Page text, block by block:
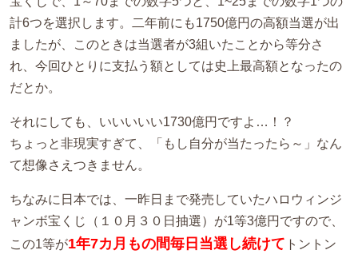
計6つを選択します。二年前にも1750億円の高額当選が出
ましたが、このときは当選者が3組いたことから等分さ
れ、今回ひとりに支払う額としては史上最高額となったの
だとか。
それにしても、いいいいい1730億円ですよ…！？
ちょっと非現実すぎて、「もし自分が当たったら～」なん
て想像さえつきません。
ちなみに日本では、一昨日まで発売していたハロウィンジ
ャンボ宝くじ（１０月３０日抽選）が1等3億円ですので、
この1等が1年7カ月もの間毎日当選し続けて トントン